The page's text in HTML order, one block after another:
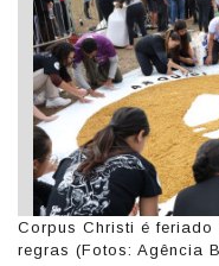
Corpus Christi é
regras (Fotos: Agência